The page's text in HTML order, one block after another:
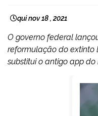
qui nov 18 , 2021
O governo federal
reformulação do extinto
substitui o antigo app